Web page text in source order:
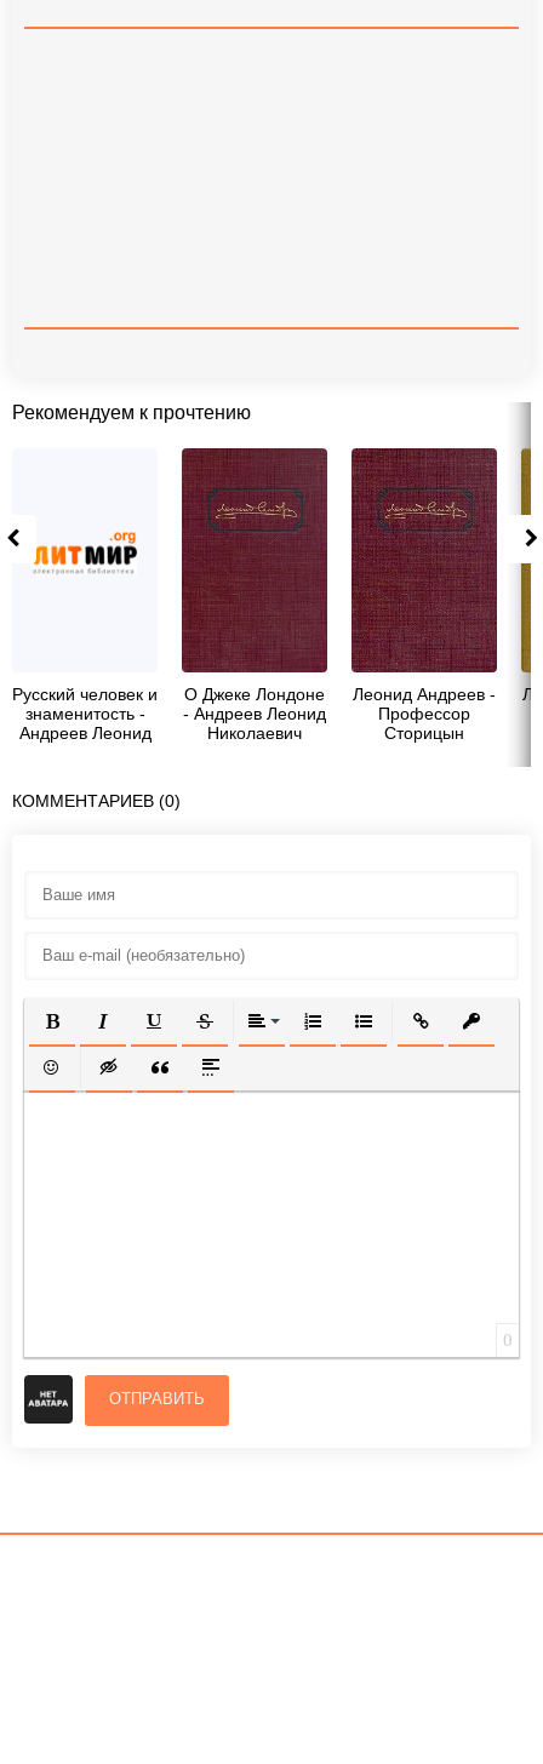
Рекомендуем к прочтению
Русский человек и
знаменитость -
Андреев Леонид
О Джеке Лондоне
- Андреев Леонид
Николаевич
Леонид Андреев -
Профессор
Сторицын
КОММЕНТАРИЕВ (0)
ПОЛУЖИРНЫЙ
КУРСИВПОДЧЕРКНУТЫЙ
ЗАЧЕРКНУТЫЙВЫРАВНИВАНИЕ
НУМЕРОВАННЫЙ СПИСОК
МАРКИРОВАННЫЙ
ВСТАВИТЬ
ВСТАВИТЬ СМАЙЛИК
ВСТАВКА СКРЫТОГО ТЕКСТА
ВСТАВКА ЦИТАТЫ
ВСТАВКА СПОЙЛЕРА
0
ОТПРАВИТЬ